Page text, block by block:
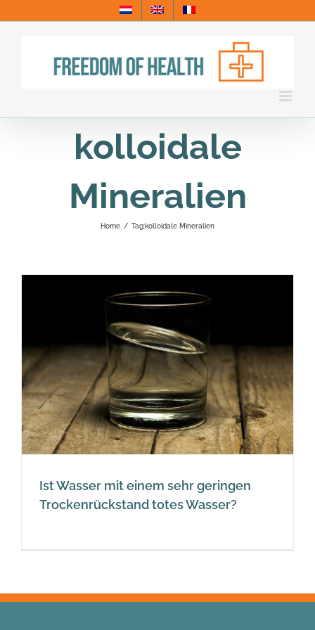
to
kolloidale
Mineralien
Home / Tag:kolloidale Mineralien
Ist Wasser mit einem sehr geringen
Trockenrückstand totes Wasser?